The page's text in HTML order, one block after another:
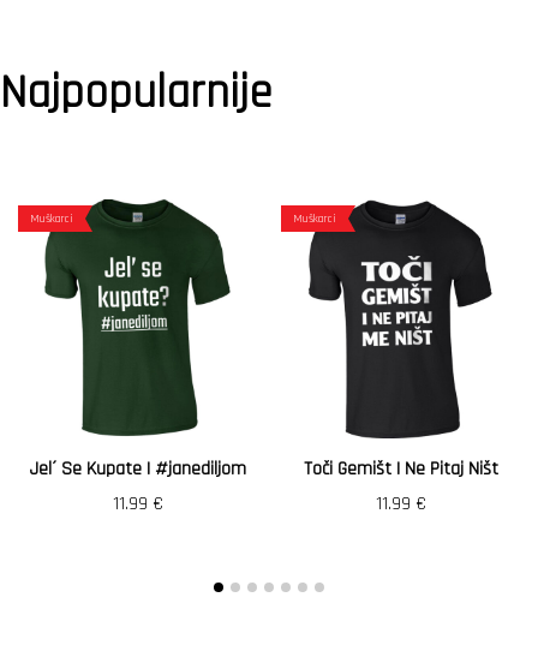
Najpopularnije
Muškarci
Jel´ Se Kupate | #janediljom
11.99 €
Muškarci
Toči Gemišt I Ne Pitaj Ništ
11.99 €